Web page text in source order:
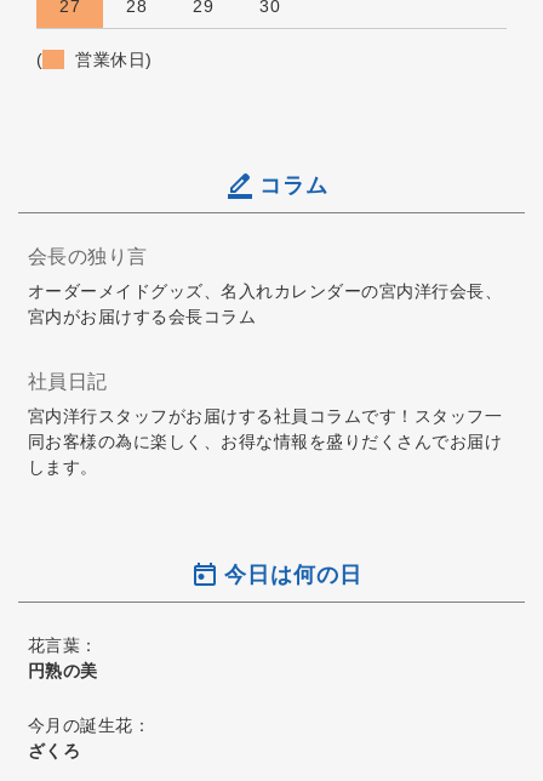
27 28 29 30
( 営業休日)
コラム
会長の独り言
オーダーメイドグッズ、名入れカレンダーの宮内洋行会長、
宮内がお届けする会長コラム
社員日記
宮内洋行スタッフがお届けする社員コラムです！スタッフ一
同お客様の為に楽しく、お得な情報を盛りだくさんでお届け
します。
今日は何の日
花言葉：
円熟の美
今月の誕生花：
ざくろ